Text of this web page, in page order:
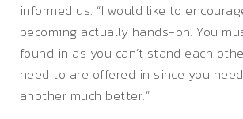
informed us. “I would like to
becoming actually hands-on. You
found in as you can’t stand each
need to are offered in since you
another much better.”